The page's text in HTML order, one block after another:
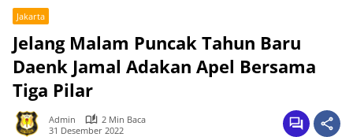
Jakarta
Jelang Malam Puncak Tahun Baru
Daenk Jamal Adakan Apel Bersama
Tiga Pilar
Admin
2 Min Baca
31 Desember 2022